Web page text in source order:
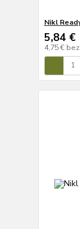
Nikl
5,84 €
4,75 €